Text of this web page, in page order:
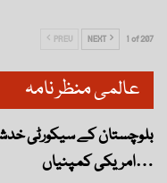
PREV NEXT 1 of 207
عالمی منظر نامہ
بلوچستان کے سیکورٹی
امریکی کمپنیاں…